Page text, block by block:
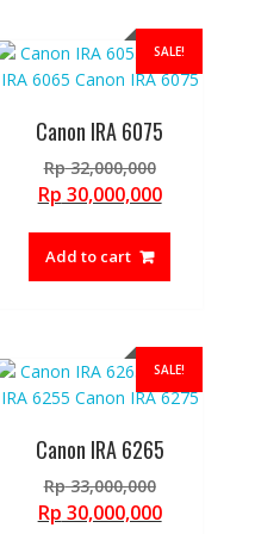
SALE!
Canon IRA 6075
Rp32,000,000Original
price
Rp 30,000,000Current
Add to cart
SALE!
Canon IRA 6265
Rp33,000,000Original
price
Rp 30,000,000Current